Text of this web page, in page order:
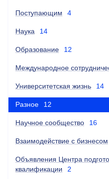
Поступающим 4
Наука 14
Образование 12
Международное
Университетская жизнь 14
Разное 12
Научное сообщество 16
Взаимодействие с бизнесом
Объявления Центра
квалификации
2